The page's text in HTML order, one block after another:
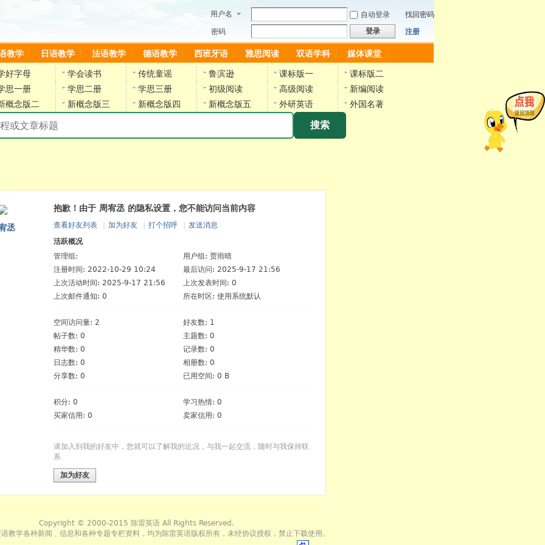
用户名 自动登录
找回密码
密码
登录 注册
教学 日语教学 法语教学 德语教学 西班牙语 雅思阅读 双语学科 媒体课堂
好字母 学会读书 传统童谣 鲁滨逊 课标版一
课标版二
思一册 学思二册 学思三册 初级阅读 高级阅读
新编阅读
概念版二 新概念版三 新概念版四 新概念版五 外研英语 外国名著
搜索
丞
抱歉！由于 周宥丞 的隐私设置，您不能访问当前内容
查看好友列表 加为好友 打个招呼
发送消息
活跃概况
管理组:
用户组: 贾雨晴
注册时间: 2022-10-29 10:24
最后访问: 2025-9-17 21:56
上次活动时间: 2025-9-17 21:56
上次发表时间: 0
上次邮件通知: 0
所在时区: 使用系统默认
空间访问量: 2
好友数: 1
帖子数: 0
主题数: 0
精华数: 0
记录数: 0
日志数: 0
相册数: 0
分享数: 0
已用空间: 0 B
积分: 0
学习热情: 0
买家信用: 0
卖家信用: 0
请加入到我的好友中，您就可以了解我的近况，与我一起交流，随时与我保持联
系
加为好友
Copyright © 2000-2015 陈雷英语 All Rights Reserved.
教学各种新闻﹑信息和各种专题专栏资料，均为陈雷英语版权所有，未经协议授权，禁止下载使用。